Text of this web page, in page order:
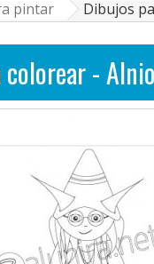
pintar Dibujos
colorear - Alnio